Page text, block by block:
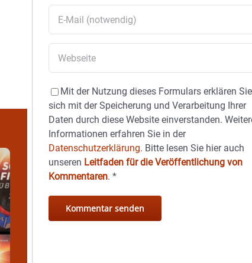
Mit der Nutzung dieses Formulars erklären Sie
sich mit der Speicherung und Verarbeitung Ihrer
Daten durch diese Website einverstanden.
Informationen erfahren Sie in der
Datenschutzerklärung. Bitte lesen Sie hier auch
unseren Leitfaden für die Veröffentlichung von
Kommentaren.*